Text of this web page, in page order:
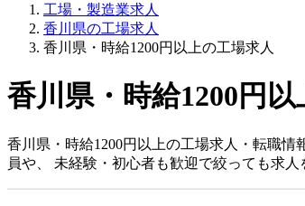
工場・製造業求人
香川県の工場求人
香川県・時給1200円以上の工場求人
香川県・時給1200円
香川県・時給1200円以上の工場求人・転職
員や、 未経験・初心者も歓迎で絞っても求人